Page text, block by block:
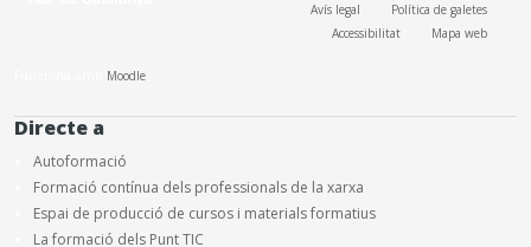
Avís legal
Política de galetes
Accessibilitat
Mapa web
Moodle
Directe a
Autoformació
Formació contínua dels professionals de la xarxa
Espai de producció de cursos i materials formatius
La formació dels Punt TIC